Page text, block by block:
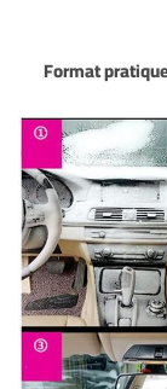
Format